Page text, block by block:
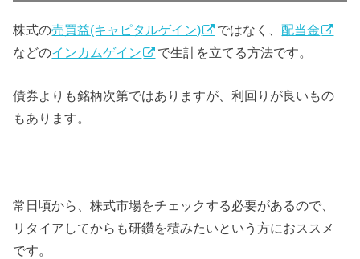
株式の売買益(キャピタルゲイン) ではなく、配当金
などのインカムゲイン で生計を立てる方法です。
債券よりも銘柄次第ではありますが、利回りが良いもの
もあります。
常日頃から、株式市場をチェックする必要があるので、
リタイアしてからも研鑽を積みたいという方におススメ
です。